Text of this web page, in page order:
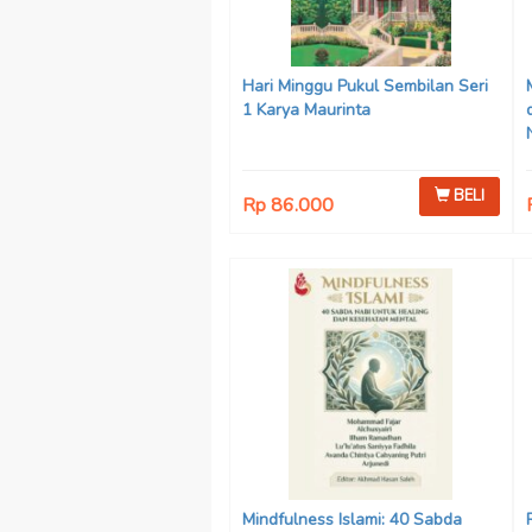
Hari Minggu Pukul Sembilan Seri
1 Karya Maurinta
Rp 86.000 BELI
Mindfulness Islami: 40 Sabda